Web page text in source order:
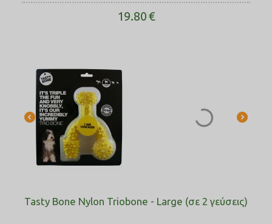
19.80€
Tasty Bone Nylon Triobone - Large (σε 2 γεύσεις)